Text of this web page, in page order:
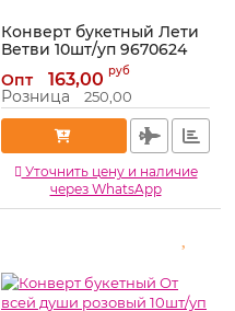
Конверт букетный Лети
Ветви 10шт/уп 9670624
Артикул: 9670624
Опт 163,00 руб
Розница 250,00
Уточнить цену и наличие
через WhatsApp